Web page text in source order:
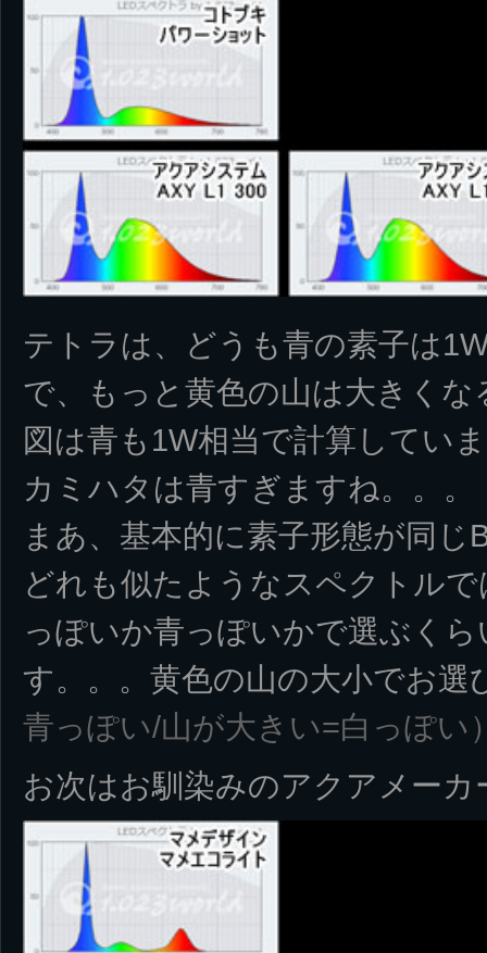
テトラは、どうも青の素子は
で、もっと黄色の山は大きく
図は青も1W相当で計算してい
カミハタは青すぎますね。。。
まあ、基本的に素子形態が同じ
どれも似たようなスペクトル
っぽいか青っぽいかで選ぶく
す。。。黄色の山の大小でお選
青っぽい/山が大きい=白っぽい
お次はお馴染みのアクアメーカ